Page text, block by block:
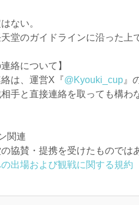
ない。
堂のガイドラインに沿った上
絡について】
は、運営X『@Kyouki_cup 』
手と直接連絡を取っても構わ
関連
協賛・提携を受けたものでは
出場および観戦に関する規約